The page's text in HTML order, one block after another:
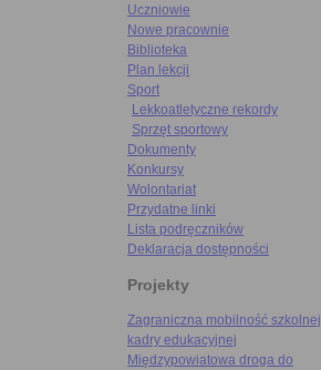
Uczniowie
Nowe pracownie
Biblioteka
Plan lekcji
Sport
Lekkoatletyczne rekordy
Sprzęt sportowy
Dokumenty
Konkursy
Wolontariat
Przydatne linki
Lista podręczników
Deklaracja dostępności
Projekty
Zagraniczna mobilność szkolnej
kadry edukacyjnej
Międzypowiatowa droga do